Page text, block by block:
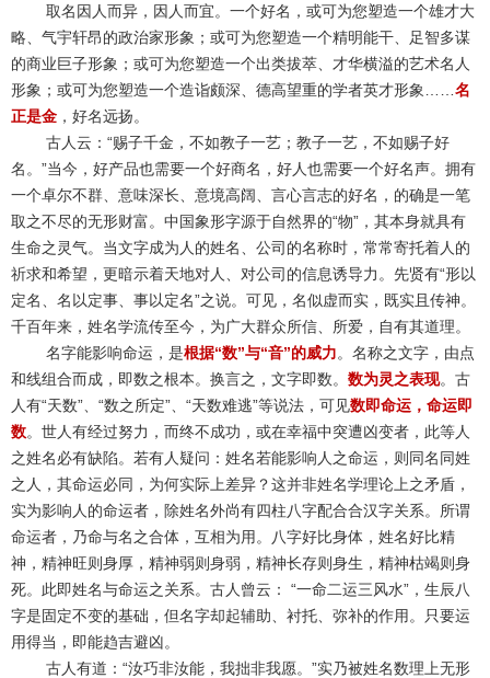
取名因人而异，因人而宜。一个好名，或可为您塑造一个雄才大
略、气宇轩昂的政治家形象；或可为您塑造一个精明能干、足智多谋
的商业巨子形象；或可为您塑造一个出类拔萃、才华横溢的艺术名人
形象；或可为您塑造一个造诣颇深、德高望重的学者英才形象…… 名
正是金 ，好名远扬。
古人云：“赐子千金，不如教子一艺；教子一艺，不如赐子好
名。”当今，好产品也需要一个好商名，好人也需要一个好名声。拥有
一个卓尔不群、意味深长、意境高阔、言心言志的好名，的确是一笔
取之不尽的无形财富。中国象形字源于自然界的“物”，其本身就具有
生命之灵气。当文字成为人的姓名、公司的名称时，常常寄托着人的
祈求和希望，更暗示着天地对人、对公司的信息诱导力。先贤有“形以
定名、名以定事、事以定名”之说。可见，名似虚而实，既实且传神。
千百年来，姓名学流传至今，为广大群众所信、所爱，自有其道理。
名字能影响命运，是根据“数”与“音”的威力。名称之文字，由点
和线组合而成，即数之根本。换言之，文字即数。 数为灵之表现。古
人有“天数”、“数之所定”、“天数难逃”等说法，可见数即命运，命运即
数。世人有经过努力，而终不成功，或在幸福中突遭凶变者，此等人
之姓名必有缺陷。若有人疑问：姓名若能影响人之命运，则同名同姓
之人，其命运必同，为何实际上差异？这并非姓名学理论上之矛盾，
实为影响人的命运者，除姓名外尚有四柱八字配合合汉字关系。所谓
命运者，乃命与名之合体，互相为用。八字好比身体，姓名好比精
神，精神旺则身厚，精神弱则身弱，精神长存则身生，精神枯竭则身
死。此即姓名与命运之关系。古人曾云： “一命二运三风水”，生辰八
字是固定不变的基础，但名字却起辅助、衬托、弥补的作用。只要运
用得当，即能趋吉避凶。
古人有道：“汝巧非汝能，我拙非我愿。”实乃被姓名数理上无形